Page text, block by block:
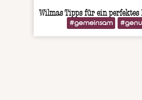
Wilmas Tipps für ein perfektes
#gemeinsam